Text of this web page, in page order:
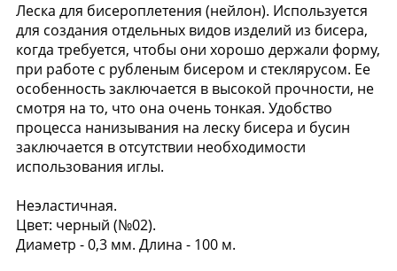
Леска для бисероплетения (нейлон). Используется
для создания отдельных видов изделий из бисера,
когда требуется, чтобы они хорошо держали форму,
при работе с рубленым бисером и стеклярусом. Ее
особенность заключается в высокой прочности, не
смотря на то, что она очень тонкая. Удобство
процесса нанизывания на леску бисера и бусин
заключается в отсутствии необходимости
использования иглы.
Неэластичная.
Цвет: черный (№02).
Диаметр - 0,3 мм. Длина - 100 м.